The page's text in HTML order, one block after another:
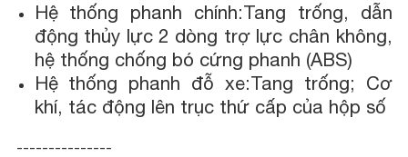
Hệ thống phanh chính:Tang trống, dẫn
động thủy lực 2 dòng trợ lực chân không,
hệ thống chống bó cứng phanh (ABS)
Hệ thống phanh đỗ xe:Tang trống; Cơ
khí, tác động lên trục thứ cấp của hộp số
---------------